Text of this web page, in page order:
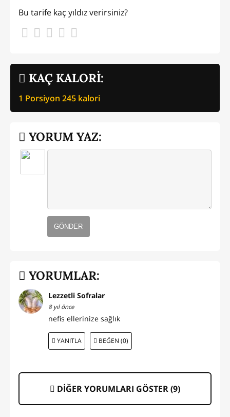
KAÇ KALORİ:
1 Porsiyon 245 kalori
Bu tarife kaç yıldız verirsiniz?
YORUM YAZ:
GÖNDER
YORUMLAR:
Lezzetli Sofralar
8 yıl önce
nefis ellerinize sağlık
YANITLA BEĞEN (0)
DİĞER YORUMLARI GÖSTER (9)